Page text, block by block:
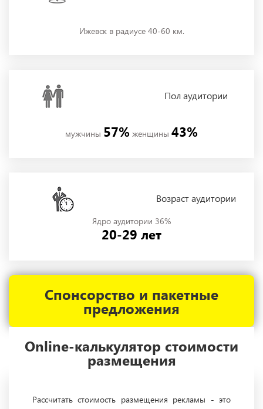
Ижевск в радиусе 40-60 км.
Полаудитории
мужчины 57% женщины 43%
Возраст аудитории
Ядро аудитории 36%
20-29 лет
Online-калькулятор стоимости
размещения
Спонсорство и пакетные
предложения
Рассчитать стоимость размещения рекламы - это